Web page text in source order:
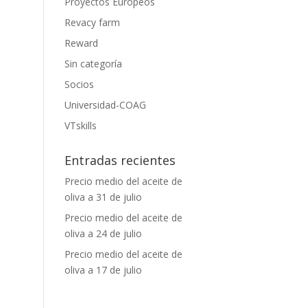
Revacy farm
Reward
Sin categoría
Socios
Universidad-COAG
VTskills
Entradas recientes
Precio medio del aceite de
oliva a 31 de julio
Precio medio del aceite de
oliva a 24 de julio
Precio medio del aceite de
oliva a 17 de julio